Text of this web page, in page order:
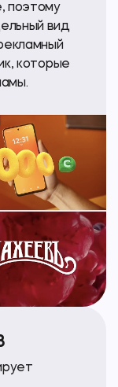
поэтому
вид
которые